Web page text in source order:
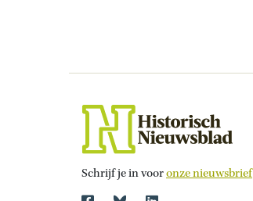
maand eerder was gepland,
met elkaar...
Schrijf je in vooronze nieuwsbrief